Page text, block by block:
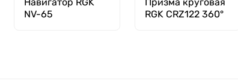
NV-65
RGK CRZ122 360°